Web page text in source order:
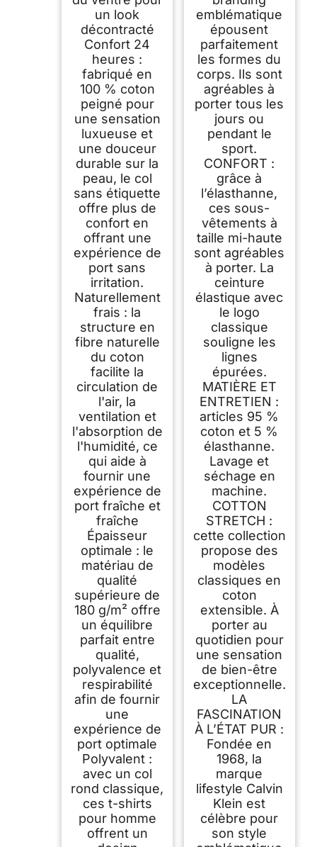
un look
décontracté
Confort 24
heures :
fabriqué en
100 % coton
peigné pour
une sensation
luxueuse et
une douceur
durable sur la
peau, le col
sans étiquette
offre plus de
confort en
offrant une
expérience de
port sans
irritation.
Naturellement
frais : la
structure en
fibre naturelle
du coton
facilite la
circulation de
l'air, la
ventilation et
l'absorption de
l'humidité, ce
qui aide à
fournir une
expérience de
port fraîche et
fraîche
Épaisseur
optimale : le
matériau de
qualité
supérieure de
180 g/m² offre
un équilibre
parfait entre
qualité,
polyvalence et
respirabilité
afin de fournir
une
expérience de
port optimale
Polyvalent :
avec un col
rond classique,
ces t-shirts
pour homme
offrent un
emblématique
épousent
parfaitement
les formes du
corps. Ils sont
agréables à
porter tous les
jours ou
pendant le
sport.
CONFORT :
grâce à
l’élasthanne,
ces sous-
vêtements à
taille mi-haute
sont agréables
à porter. La
ceinture
élastique avec
le logo
classique
souligne les
lignes
épurées.
MATIÈRE ET
ENTRETIEN :
articles 95 %
coton et 5 %
élasthanne.
Lavage et
séchage en
machine.
COTTON
STRETCH :
cette collection
propose des
modèles
classiques en
coton
extensible. À
porter au
quotidien pour
une sensation
de bien-être
exceptionnelle.
LA
FASCINATION
À L’ÉTAT PUR :
Fondée en
1968, la
marque
lifestyle Calvin
Klein est
célèbre pour
son style